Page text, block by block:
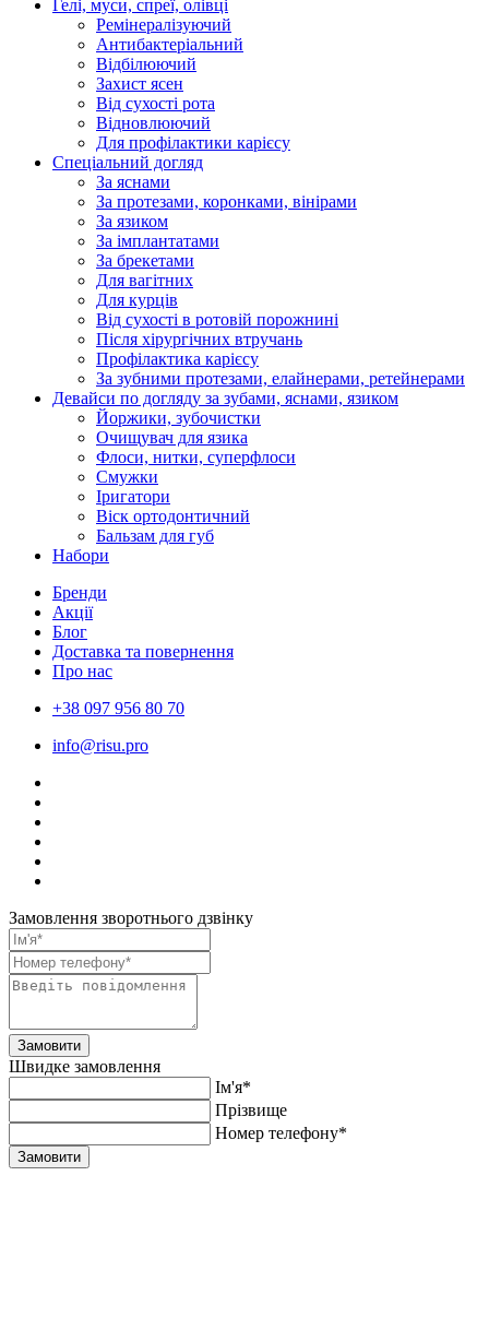
Гелі, муси, спреї, олівці
Ремінералізуючий
Антибактеріальний
Відбілюючий
Захист ясен
Від сухості рота
Відновлюючий
Для профілактики карієсу
Спеціальний догляд
За яснами
За протезами, коронками, вінірами
За язиком
За імплантатами
За брекетами
Для вагітних
Для курців
Від сухості в ротовій порожнині
Після хірургічних втручань
Профілактика карієсу
За зубними протезами, елайнерами, ретейнерами
Девайси по догляду за зубами, яснами, язиком
Йоржики, зубочистки
Очищувач для язика
Флоси, нитки, суперфлоси
Смужки
Іригатори
Віск ортодонтичний
Бальзам для губ
Набори
Бренди
Акції
Блог
Доставка та повернення
Про нас
+38 097 956 80 70
info@risu.pro
Замовлення зворотнього дзвінку
Замовити
Швидке замовлення
Ім'я*
Прiзвище
Номер телефону*